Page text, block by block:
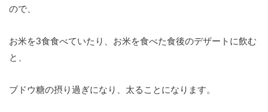
ので、
お米を3食食べていたり、お米を食べた食後のデザートに飲む
と、
ブドウ糖の摂り過ぎになり、太ることになります。